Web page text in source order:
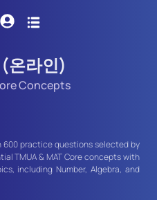
온라인)
Concepts
practice questions selected by
TMUA & MAT Core concepts with
including Number, Algebra, and